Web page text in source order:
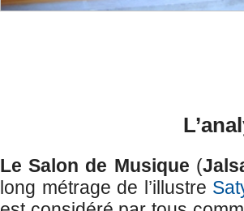
Le Salon de Musique (
long métrage de l’illustre